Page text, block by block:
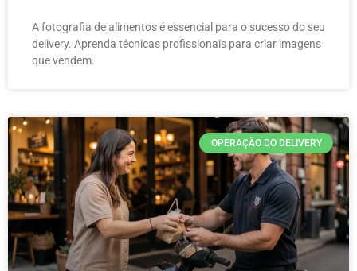
A fotografia de alimentos é essencial para o sucesso do seu
delivery. Aprenda técnicas profissionais para criar imagens
que vendem.
OPERAÇÃO DO DELIVERY